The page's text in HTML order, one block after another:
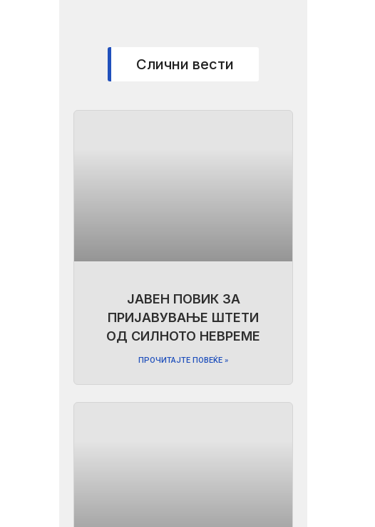
Слични вести
ЈАВЕН ПОВИК ЗА
ПРИЈАВУВАЊЕ ШТЕТИ
ОД СИЛНОТО НЕВРЕМЕ
ПРОЧИТАЈТЕ ПОВЕЌЕ »